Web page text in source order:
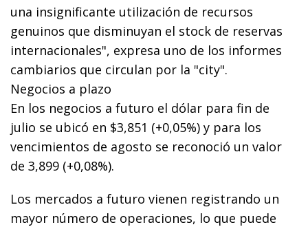
una insignificante utilización de recursos
genuinos que disminuyan el stock de reservas
internacionales", expresa uno de los informes
cambiarios que circulan por la "city".
Negocios a plazo
En los negocios a futuro el dólar para fin de
julio se ubicó en $3,851 (+0,05%) y para los
vencimientos de agosto se reconoció un valor
de 3,899 (+0,08%).
Los mercados a futuro vienen registrando un
mayor número de operaciones, lo que puede